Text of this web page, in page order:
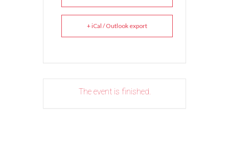
+ iCal / Outlook export
The event is finished.